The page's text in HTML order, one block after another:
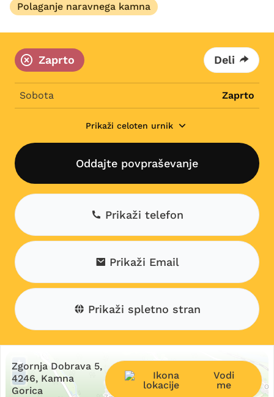
Polaganje naravnega kamna
Zaprto Deli
Sobota Zaprto
Prikaži celoten urnik
Oddajte povpraševanje
Prikaži telefon
Prikaži Email
Prikaži spletno stran
+
−
Zgornja Dobrava 5,
4246, Kamna
Gorica
Vodi
me